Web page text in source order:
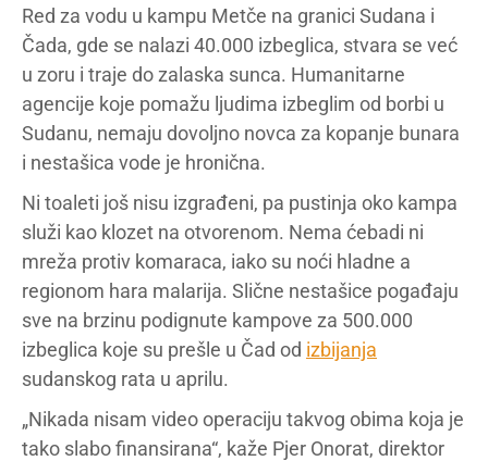
Red za vodu u kampu Metče na granici Sudana i
Čada, gde se nalazi 40.000 izbeglica, stvara se već
u zoru i traje do zalaska sunca. Humanitarne
agencije koje pomažu ljudima izbeglim od borbi u
Sudanu, nemaju dovoljno novca za kopanje bunara
i nestašica vode je hronična.
Ni toaleti još nisu izgrađeni, pa pustinja oko kampa
služi kao klozet na otvorenom. Nema ćebadi ni
mreža protiv komaraca, iako su noći hladne a
regionom hara malarija. Slične nestašice pogađaju
sve na brzinu podignute kampove za 500.000
izbeglica koje su prešle u Čad od izbijanja
sudanskog rata u aprilu.
„Nikada nisam video operaciju takvog obima koja je
tako slabo finansirana“, kaže Pjer Onorat, direktor